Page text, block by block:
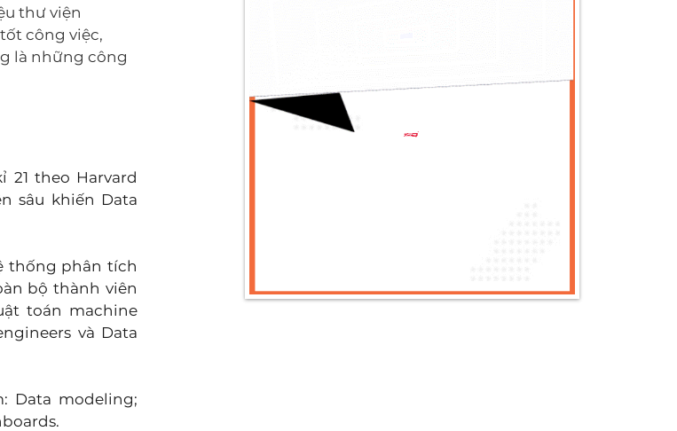
thư viện
công việc,
là những công
theo Harvard
sâu khiến Data
thống phân tích
bộ thành viên
toán machine
và Data
Data modeling;